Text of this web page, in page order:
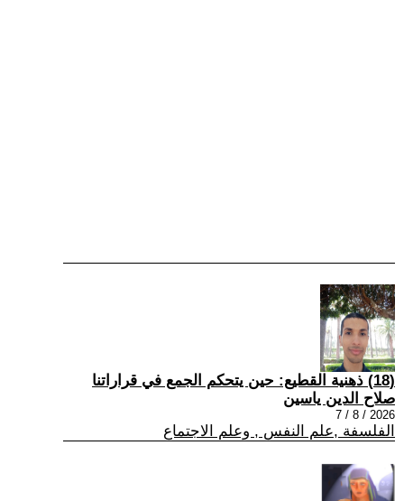
(18) ذهنية القطيع: حين يتحكم الجمع في قراراتنا
صلاح الدين ياسين
2026 / 8 / 7
الفلسفة ,علم النفس , وعلم الاجتماع